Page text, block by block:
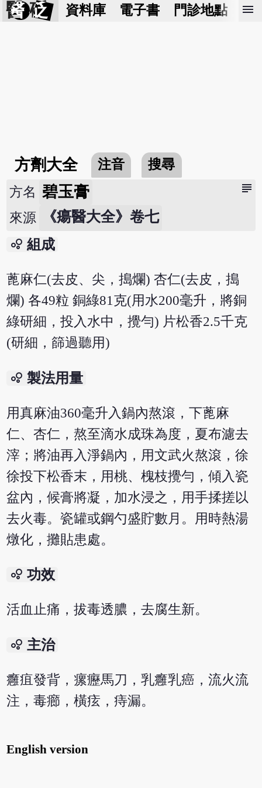
醫 砭 資料庫 電子書 門診地點 預
menu
方劑大全 注音 搜尋
subject
方名 碧玉膏
來源 《瘍醫大全》卷七
bubble_chart 組成
蓖麻仁(去皮、尖，搗爛) 杏仁(去皮，搗
爛) 各49粒 銅綠81克(用水200毫升，將銅
綠研細，投入水中，攪勻) 片松香2.5千克
(研細，篩過聽用)
bubble_chart 製法用量
用真麻油360毫升入鍋內熬滾，下蓖麻
仁、杏仁，熬至滴水成珠為度，夏布濾去
滓；將油再入淨鍋內，用文武火熬滾，徐
徐投下松香末，用桃、槐枝攪勻，傾入瓷
盆內，候膏將凝，加水浸之，用手揉搓以
去火毒。瓷罐或鋼勺盛貯數月。用時熱湯
燉化，攤貼患處。
bubble_chart 功效
活血止痛，拔毒透膿，去腐生新。
bubble_chart 主治
癰疽發背，瘰癧馬刀，乳癰乳癌，流火流
注，毒癤，橫痃，痔漏。
English version